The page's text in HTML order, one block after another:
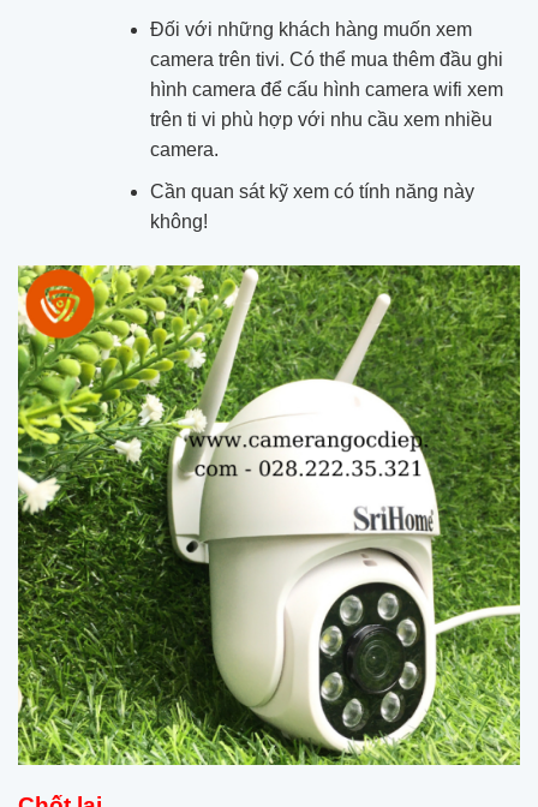
Đối với những khách hàng muốn xem
camera trên tivi. Có thể mua thêm đầu ghi
hình camera để cấu hình camera wifi xem
trên ti vi phù hợp với nhu cầu xem nhiều
camera.
Cần quan sát kỹ xem có tính năng này
không!